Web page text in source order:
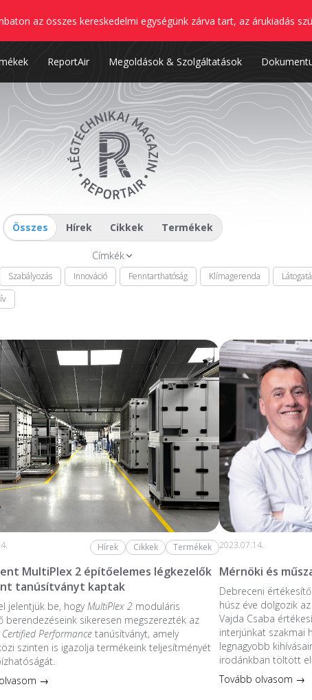
az összes kereskedelmi egységünk zárva tart, az árukiadás
ReportAir Megoldások & Szolgáltatások
Összes Hírek Cikkek Termékek
Címkék
Szabályozás Innováció Fenntarthatóság Klímagerenda
Hírek Cikkek Termékek
MultiPlex 2 építőelemes légkezelők
tanúsítványt kaptak
jelentjük be, hogyMultiPlex 2moduláris
berendezéseink sikeresen megszerezték az
Performancetanúsítványt, amely
szinten is igazolja termékeink teljesítményét
→
2023.07.14.
Mérnöki és
Debreceni
húsz éve dolgozik
Vajda Csaba
interjúnkat szakmai
legnagyobb
irodánkban töltött
Tovább olvasom →